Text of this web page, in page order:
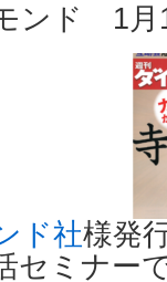
ンド 1月
ド社様発
セミナー